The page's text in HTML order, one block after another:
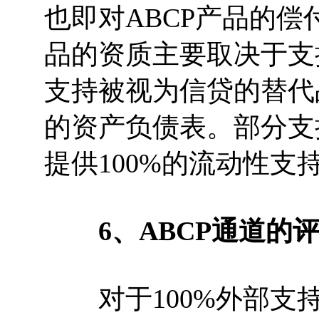
也即对ABCP产品的偿
品的资质主要取决于
支持被视为信贷的替
的资产负债表。部分
提供100%的流动性支
6、ABCP通道的
对于100%外部支持